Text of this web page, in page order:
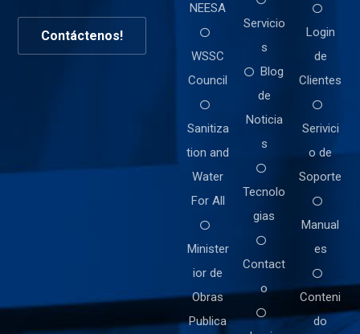
Contáctenos!
NEESA
WSSC
Council
Sanitiza
tion and
Water
For All
Minister
ior de
Obras
Publica
Servicio
s
Blog
de
Noticia
s
Tecnolo
gias
Contact
o
Login
de
Clientes
Serivici
o de
Soporte
Manual
es
Conteni
do